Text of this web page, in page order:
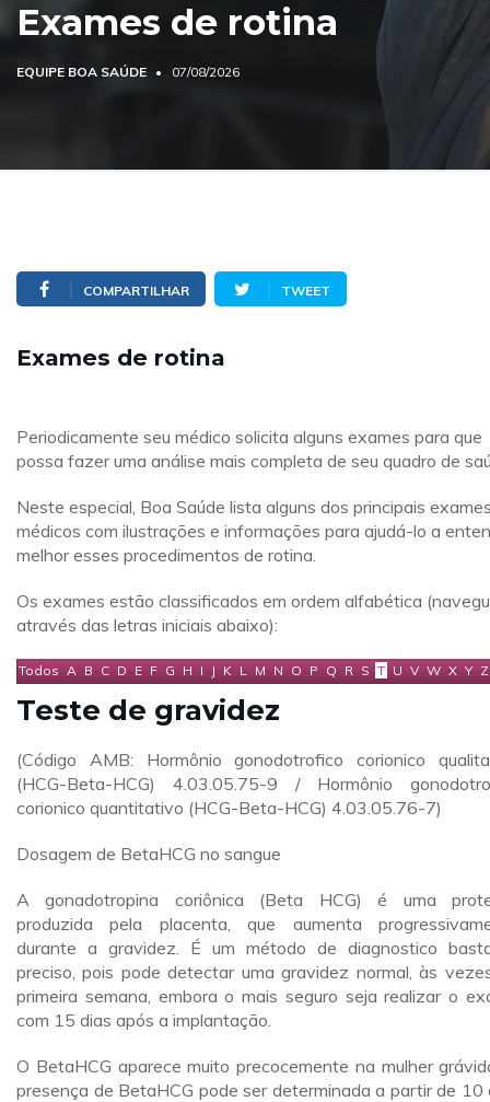
Exames de rotina
EQUIPE BOA SAÚDE 07/08/2026
COMPARTILHAR TWEET
Exames de rotina
Periodicamente seu médico solicita alguns exames para que
possa fazer uma análise mais completa de seu quadro de
Neste especial, Boa Saúde lista alguns dos principais
médicos com ilustrações e informações para ajudá-lo a
melhor esses procedimentos de rotina.
Os exames estão classificados em ordem alfabética
através das letras iniciais abaixo):
Todos A B C D E F G H I J K L M N O P Q R S T U V W X Y Z
Teste de gravidez
(Código AMB: Hormônio gonodotrofico corionico
(HCG-Beta-HCG) 4.03.05.75-9 / Hormônio
corionico quantitativo (HCG-Beta-HCG) 4.03.05.76-7)
Dosagem de BetaHCG no sangue
A gonadotropina coriônica (Beta HCG) é uma
produzida pela placenta, que aumenta
durante a gravidez. É um método de diagnostico
preciso, pois pode detectar uma gravidez normal, às
primeira semana, embora o mais seguro seja realizar o
com 15 dias após a implantação.
O BetaHCG aparece muito precocemente na mulher
presença de BetaHCG pode ser determinada a partir de 10